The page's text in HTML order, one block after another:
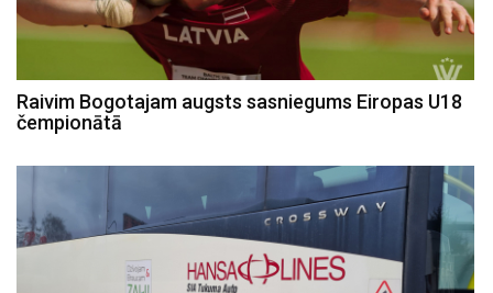
Raivim Bogotajam augsts sasniegums Eiropas U18
čempionātā